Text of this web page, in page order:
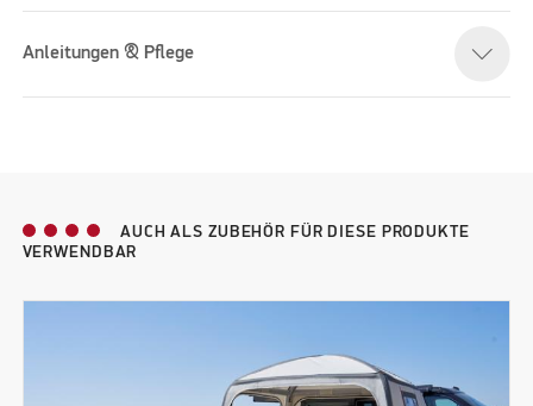
Anleitungen & Pflege
AUCH ALS ZUBEHÖR FÜR DIESE PRODUKTE
VERWENDBAR